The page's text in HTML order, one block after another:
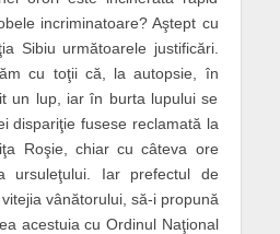
incriminatoare? Aştept cu
Sibiu următoarele justificări.
cu toţii că, la autopsie, în
un lup, iar în burta lupului se
dispariţie fusese reclamată la
Roşie, chiar cu câteva ore
ursuleţului. Iar prefectul de
vânătorului, să-i propună
acestuia cu Ordinul Naţional